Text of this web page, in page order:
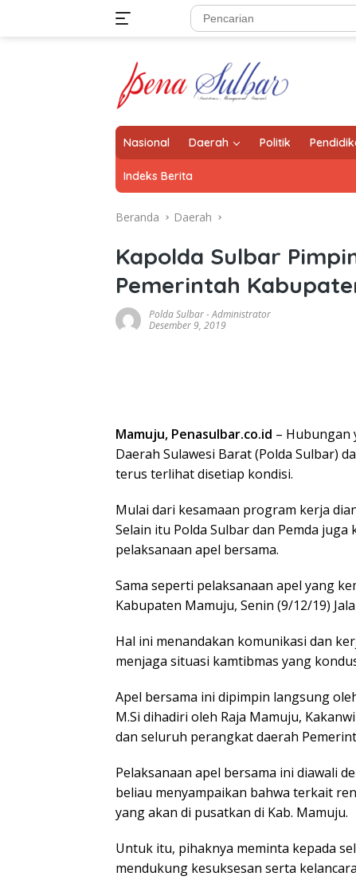
Nasional Daerah Politik
Indeks Berita
Beranda Daerah
Kapolda Sulbar
Pemerintah
Polda Sulbar-Administrator
Desember 9, 2019
Mamuju, Penasulbar.co.id – Hubungan
Daerah Sulawesi Barat (Polda Sulbar)
terus terlihat disetiap kondisi.
Mulai dari kesamaan program kerja
Selain itu Polda Sulbar dan Pemda
pelaksanaan apel bersama.
Sama seperti pelaksanaan apel yang
Kabupaten Mamuju, Senin (9/12/19)
Hal ini menandakan komunikasi dan
menjaga situasi kamtibmas yang
Apel bersama ini dipimpin langsung
M.Si dihadiri oleh Raja Mamuju,
dan seluruh perangkat daerah
Pelaksanaan apel bersama ini diawali
beliau menyampaikan bahwa terkait
yang akan di pusatkan di Kab. Mamuju.
Untuk itu, pihaknya meminta kepada
mendukung kesuksesan serta